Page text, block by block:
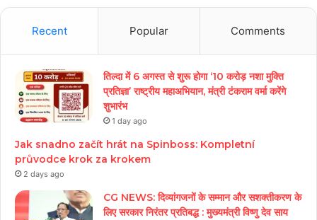
Recent Popular Comments
तिल्दा में 6 अगस्त से शुरू होगा ‘10 करोड़ नशा मुक्ति
प्रतिज्ञा’ राष्ट्रीय महाअभियान, मंत्री टंकराम वर्मा करेंगे
शुभारंभ
1 day ago
Jak snadno začít hrát na Spinboss: Kompletní
průvodce krok za krokem
2 days ago
CG NEWS: दिव्यांगजनों के सम्मान और सशक्तीकरण के
लिए सरकार निरंतर प्रतिबद्ध : मुख्यमंत्री विष्णु देव साय